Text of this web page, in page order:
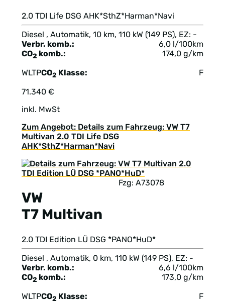
2.0 TDI Life DSG AHK*SthZ*Harman*Navi
Diesel , Automatik, 10 km, 110 kW (149 PS), EZ: -
Verbr. komb.:
6,0 l/100km
CO2 komb.: 174,0 g/km
WLTPCO2 Klasse: F
71.340 €
inkl. MwSt
Zum Angebot: Details zum Fahrzeug: VW T7
Multivan 2.0 TDI Life DSG
AHK*SthZ*Harman*Navi
VW
T7 Multivan
Fzg: A73078
2.0 TDI Edition LÜ DSG *PANO*HuD*
Diesel , Automatik, 0 km, 110 kW (149 PS), EZ: -
Verbr. komb.:
6,6 l/100km
CO2 komb.: 173,0 g/km
WLTPCO2 Klasse: F